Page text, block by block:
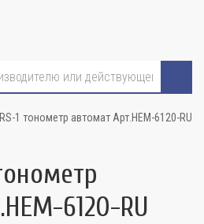
1 тонометр автомат Арт.HEM-6120-RU
6120-RU